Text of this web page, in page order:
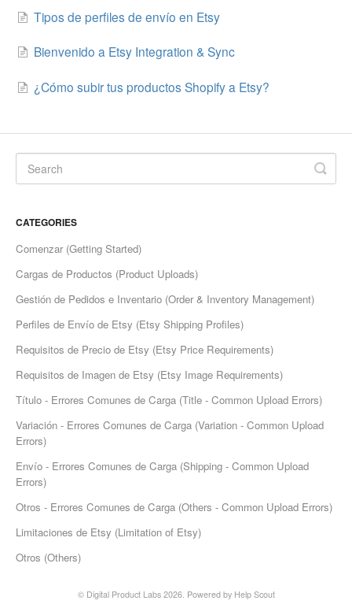
Page Wise Docs - Dutch
Page Wise Docs - Deutsch
Etsy App Info
eBay Integration
Walmart Integration
Contact
Tipos de perfiles de envío en Etsy
Bienvenido a Etsy Integration & Sync
¿Cómo subir tus productos Shopify a Etsy?
CATEGORIES
Comenzar (Getting Started)
Cargas de Productos (Product Uploads)
Gestión de Pedidos e Inventario (Order & Inventory Management)
Perfiles de Envío de Etsy (Etsy Shipping Profiles)
Requisitos de Precio de Etsy (Etsy Price Requirements)
Requisitos de Imagen de Etsy (Etsy Image Requirements)
Título - Errores Comunes de Carga (Title - Common Upload Errors)
Variación - Errores Comunes de Carga (Variation - Common Upload
Errors)
Envío - Errores Comunes de Carga (Shipping - Common Upload
Errors)
Otros - Errores Comunes de Carga (Others - Common Upload Errors)
Limitaciones de Etsy (Limitation of Etsy)
Otros (Others)
© Digital Product Labs 2026. Powered by Help Scout